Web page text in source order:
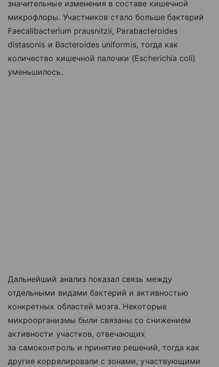
значительные изменения в составе кишечной
микрофлоры. Участников стало больше бактерий
Faecalibacterium prausnitzii, Parabacteroides
distasonis и Bacteroides uniformis, тогда как
количество кишечной палочки (Escherichia coli)
уменьшилось.
Дальнейший анализ показал связь между
отдельными видами бактерий и активностью
конкретных областей мозга. Некоторые
микроорганизмы были связаны со снижением
активности участков, отвечающих
за самоконтроль и принятие решений, тогда как
другие коррелировали с зонами, участвующими